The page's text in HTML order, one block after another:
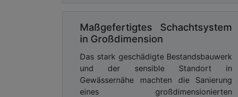
Maßgefertigtes Schachtsystem
in Großdimension
Das stark geschädigte Bestandsbauwerk
und der sensible Standort in
Gewässernähe machten die Sanierung
eines großdimensionierten